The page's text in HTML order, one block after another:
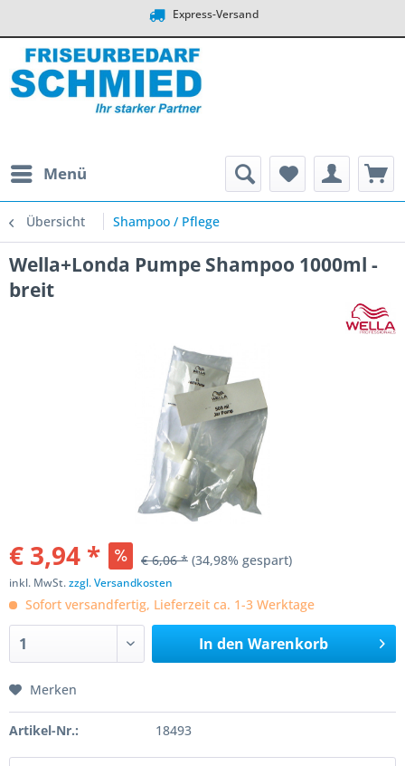
Express-Versand
Menü
Übersicht Shampoo / Pflege
Wella+Londa Pumpe Shampoo 1000ml -
breit
€ 3,94 * € 6,06 * (34,98% gespart)
inkl. MwSt.zzgl. Versandkosten
Sofort versandfertig, Lieferzeit ca. 1-3 Werktage
In den Warenkorb
Merken
Artikel-Nr.: 18493